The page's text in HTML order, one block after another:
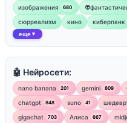
изображения 680
сюрреализм кино киберпанк
еще ▼
🤖 Нейросети:
nano banana 201 gemini 809
chatgpt 848 suno 41
gigachat 703 Алиса 667